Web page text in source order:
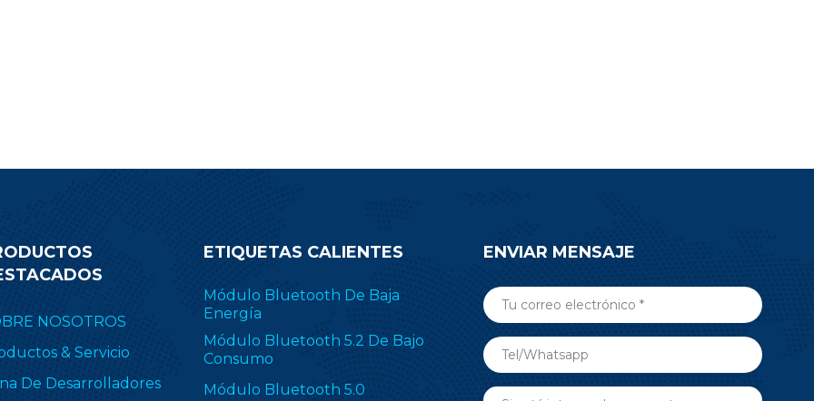
NOSOTROS
& Servicio
De Desarrolladores
ETIQUETAS CALIENTES
Módulo Bluetooth De Baja
Energía
Módulo Bluetooth 5.2 De Bajo
Consumo
Módulo Bluetooth 5.0
ENVIAR MENSAJE